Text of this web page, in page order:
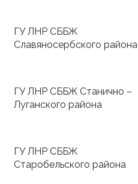
ГУ ЛНР СББЖ
Славяносербского района
ГУ ЛНР СББЖ Станично –
Луганского района
ГУ ЛНР СББЖ
Старобельского района